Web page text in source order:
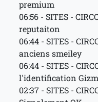
premium
06:56 - SITES -
reputaiton
06:44 - SITES -
anciens smeiley
06:44 - SITES -
l'identification
02:37 - SITES -